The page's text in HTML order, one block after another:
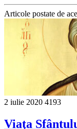
Articole postate de
2 iulie 2020 4193
Viaţa